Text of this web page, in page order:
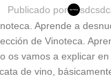
Publicado por
Aprende a
de Vinoteca.
os vamos a explicar
cata de vino,